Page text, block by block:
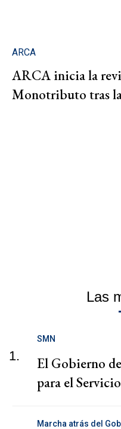
ARCA
ARCA inicia la
Monotributo tras
Las
1.
SMN
El Gobierno
para el
Marcha atrás del